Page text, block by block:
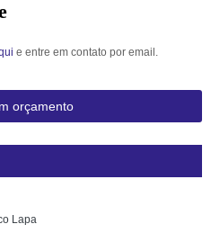
e entre em contato por email.
orçamento
Lapa